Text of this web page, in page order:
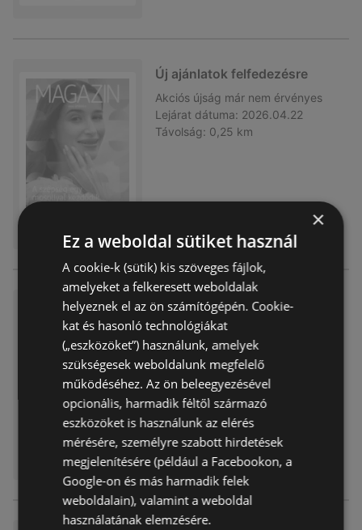
Új ajánlatok felfedezésre
Akciós újság már nem érvényes
Lejárat dátuma: 2026.04.22
Távolság: 0,25 km
DM újság érvényessége 2026.
03.18-ig
Akciós újság már nem érvényes
Lejárat dátuma: 2026.03.18
Távolság: 0,25 km
×
Ez a weboldal sütiket használ
A cookie-k (sütik) kis szöveges fájlok,
amelyeket a felkeresett weboldalak
helyeznek el az ön számítógépén. Cookie-
kat és hasonló technológiákat
(„eszközöket”) használunk, amelyek
szükségesek weboldalunk megfelelő
működéséhez. Az ön beleegyezésével
opcionális, harmadik féltől származó
eszközöket is használunk az elérés
mérésére, személyre szabott hirdetések
megjelenítésére (például a Facebookon, a
Google-on és más harmadik felek
weboldalain), valamint a weboldal
használatának elemzésére.